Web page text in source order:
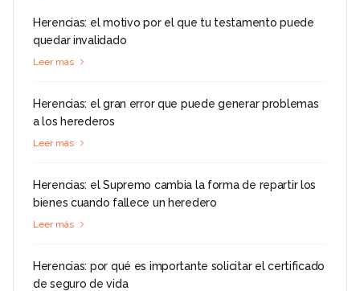
Herencias: el motivo por el que tu testamento puede
quedar invalidado
Leer más
Herencias: el gran error que puede generar problemas
a los herederos
Leer más
Herencias: el Supremo cambia la forma de repartir los
bienes cuando fallece un heredero
Leer más
Herencias: por qué es importante solicitar el certificado
de seguro de vida